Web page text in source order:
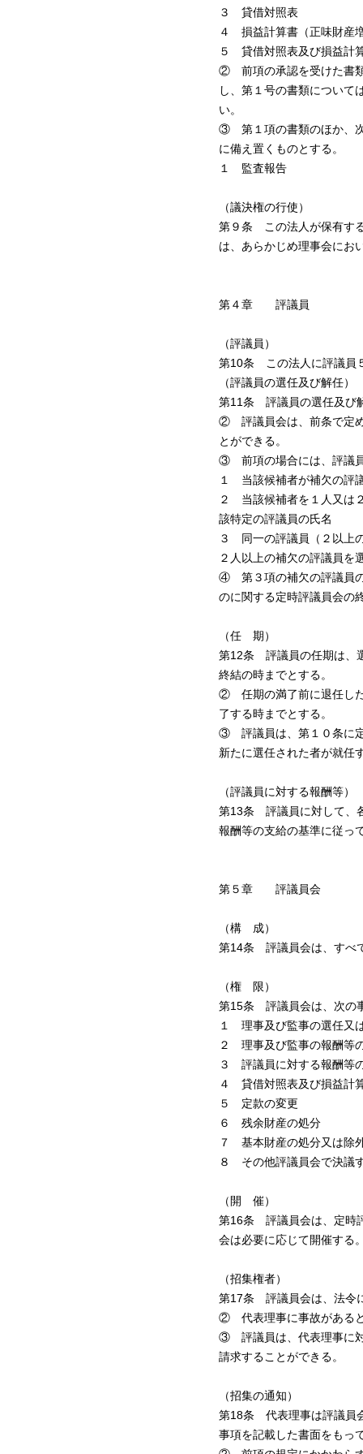
３ 貸借対照表
４ 損益計算書（正味財産
５ 貸借対照表及び損益計
② 前項の承認を受けた書類
し、第１号の書類について
い。
③ 第１項の書類のほか、次
に備え置くものとする。
１ 監査報告
（議決権の行使）
第９条 この法人が保有す
は、あらかじめ理事会にお
第４章 評議員
（評議員）
第10条 この法人に評議員
（評議員の選任及び解任）
第11条 評議員の選任及び
② 評議員会は、前条で定め
とができる。
③ 前項の場合には、評議員
１ 当該候補者が補欠の評
２ 当該候補者を１人又は
該特定の評議員の氏名
３ 同一の評議員（２以上
２人以上の補欠の評議員を
④ 第３項の補欠の評議員の
のに関する定時評議員会の
（任 期）
第12条 評議員の任期は、
終結の時までとする。
② 任期の満了前に退任した
了する時までとする。
③ 評議員は、第１０条に定
新たに選任された者が就任
（評議員に対する報酬等）
第13条 評議員に対して、
報酬等の支給の基準に従っ
第５章 評議員会
（構 成）
第14条 評議員会は、すべ
（権 限）
第15条 評議員会は、次の
１ 理事及び監事の選任又
２ 理事及び監事の報酬等
３ 評議員に対する報酬等
４ 貸借対照表及び損益計
５ 定款の変更
６ 残余財産の処分
７ 基本財産の処分又は除
８ その他評議員会で決議
（開 催）
第16条 評議員会は、定時
会は必要に応じて開催する
（招集権者）
第17条 評議員会は、法令
② 代表理事に事故があると
③ 評議員は、代表理事に対
請求することができる。
（招集の通知）
第18条 代表理事は評議員
事項を記載した書面をもっ